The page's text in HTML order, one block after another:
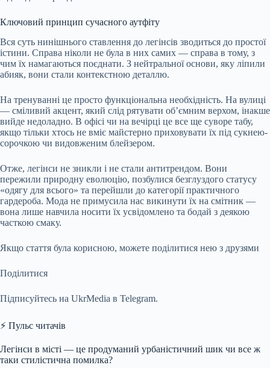
Ключовий принцип сучасного аутфіту
Вся суть нинішнього ставлення до легінсів зводиться до простої
істини. Справа ніколи не була в них самих — справа в тому, з
чим їх намагаються поєднати. З нейтральної основи, яку ліпили
абияк, вони стали контекстною деталлю.
На тренуванні це просто функціональна необхідність. На вулиці
— сміливий акцент, який слід рятувати об’ємним верхом, інакше
вийде недоладно. В офісі чи на вечірці це все ще суворе табу,
якщо тільки хтось не вміє майстерно приховувати їх під сукнею-
сорочкою чи видовженим блейзером.
Отже, легінси не зникли і не стали антитрендом. Вони
пережили природну еволюцію, позбулися безглуздого статусу
«одягу для всього» та перейшли до категорії практичного
гардероба. Мода не примусила нас викинути їх на смітник —
вона лише навчила носити їх усвідомлено та бодай з деякою
часткою смаку.
Якщо стаття була корисною, можете поділитися нею з друзями
Поділитися
Підписуйтесь на UkrMedia в Telegram.
⚡ Пульс читачів
Легінси в місті — це продуманий урбаністичний шик чи все ж
таки стилістична помилка?